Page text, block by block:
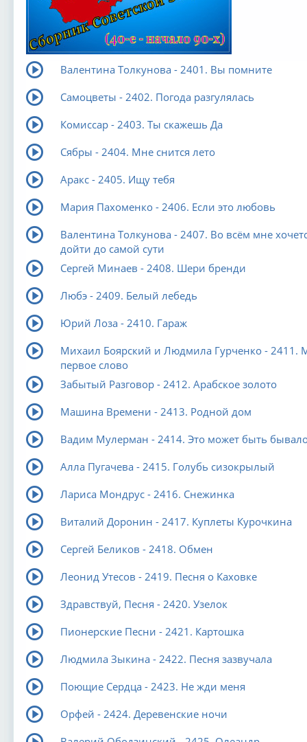
Валентина Толкунова - 2401. Вы помните
Самоцветы - 2402. Погода разгулялась
Комиссар - 2403. Ты скажешь Да
Сябры - 2404. Мне снится лето
Аракс - 2405. Ищу тебя
Мария Пахоменко - 2406. Если это любовь
Валентина Толкунова - 2407. Во всём мне
дойти до самой сути
Сергей Минаев - 2408. Шери бренди
Любэ - 2409. Белый лебедь
Юрий Лоза - 2410. Гараж
Михаил Боярский и Людмила Гурченко - 2411.
первое слово
Забытый Разговор - 2412. Арабское золото
Машина Времени - 2413. Родной дом
Вадим Мулерман - 2414. Это может быть
Алла Пугачева - 2415. Голубь сизокрылый
Лариса Мондрус - 2416. Снежинка
Виталий Доронин - 2417. Куплеты Курочкина
Сергей Беликов - 2418. Обмен
Леонид Утесов - 2419. Песня о Каховке
Здравствуй, Песня - 2420. Узелок
Пионерские Песни - 2421. Картошка
Людмила Зыкина - 2422. Песня зазвучала
Поющие Сердца - 2423. Не жди меня
Орфей - 2424. Деревенские ночи